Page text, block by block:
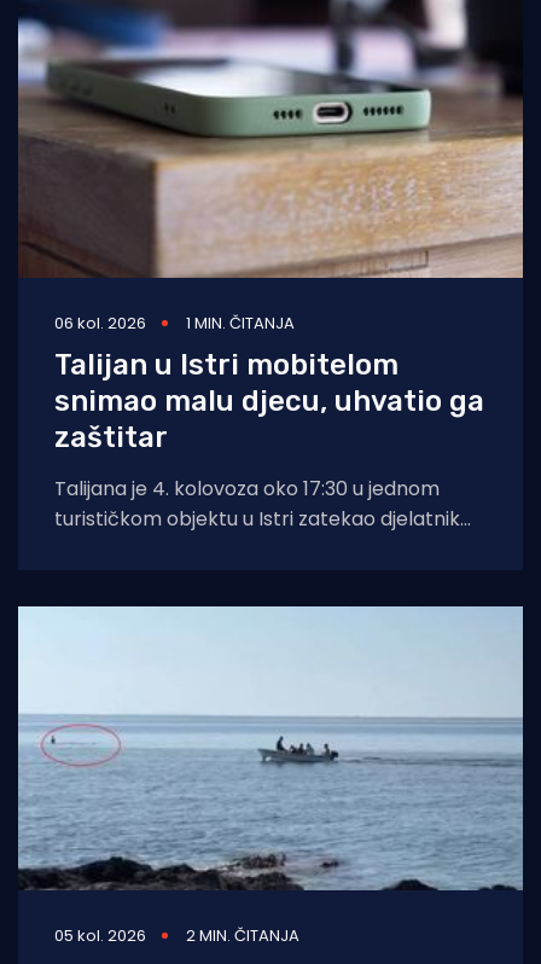
06 kol. 2026 1 MIN. ČITANJA
Talijan u Istri mobitelom
snimao malu djecu, uhvatio ga
zaštitar
Talijana je 4. kolovoza oko 17:30 u jednom
turističkom objektu u Istri zatekao djelatnik
05 kol. 2026 2 MIN. ČITANJA